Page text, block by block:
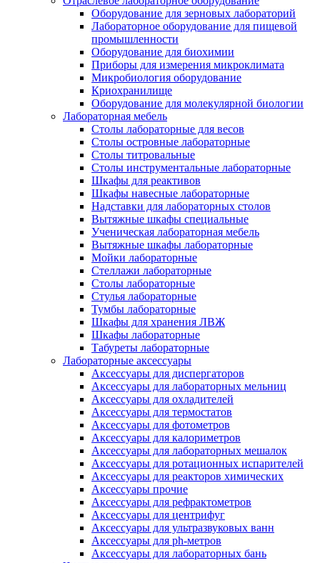
Оборудование для зерновых лабораторий
Лабораторное оборудование для пищевой
промышленности
Оборудование для биохимии
Приборы для измерения микроклимата
Микробиология оборудование
Криохранилище
Оборудование для молекулярной биологии
Лабораторная мебель
Столы лабораторные для весов
Столы островные лабораторные
Столы титровальные
Столы инструментальные лабораторные
Шкафы для реактивов
Шкафы навесные лабораторные
Надставки для лабораторных столов
Вытяжные шкафы специальные
Ученическая лабораторная мебель
Вытяжные шкафы лабораторные
Мойки лабораторные
Стеллажи лабораторные
Столы лабораторные
Стулья лабораторные
Тумбы лабораторные
Шкафы для хранения ЛВЖ
Шкафы лабораторные
Табуреты лабораторные
Лабораторные аксессуары
Аксессуары для диспергаторов
Аксессуары для лабораторных мельниц
Аксессуары для охладителей
Аксессуары для термостатов
Аксессуары для фотометров
Аксессуары для калориметров
Аксессуары для лабораторных мешалок
Аксессуары для ротационных испарителей
Аксессуары для реакторов химических
Аксессуары прочие
Аксессуары для рефрактометров
Аксессуары для центрифуг
Аксессуары для ультразвуковых ванн
Аксессуары для ph-метров
Аксессуары для лабораторных бань